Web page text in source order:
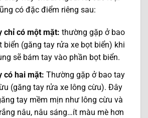
có đặc điểm riêng sau:
chỉ có một mặt: thường gặp ở bao
biển (găng tay rửa xe bọt biển) khi
sẽ bám tay vào phần bọt biển.
có hai mặt: Thường gặp ở bao tay
(găng tay rửa xe lông cừu). Đây
tay mềm mịn như lông cừu và
nâu, nâu sáng…ít màu mè hơn